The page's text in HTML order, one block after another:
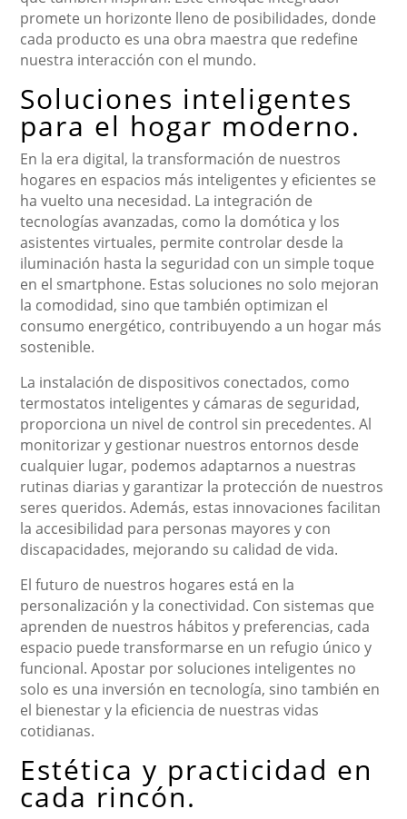
promete un horizonte lleno de posibilidades, donde
cada producto es una obra maestra que redefine
nuestra interacción con el mundo.
Soluciones inteligentes
para el hogar moderno.
En la era digital, la transformación de nuestros
hogares en espacios más inteligentes y eficientes se
ha vuelto una necesidad. La integración de
tecnologías avanzadas, como la domótica y los
asistentes virtuales, permite controlar desde la
iluminación hasta la seguridad con un simple toque
en el smartphone. Estas soluciones no solo mejoran
la comodidad, sino que también optimizan el
consumo energético, contribuyendo a un hogar más
sostenible.
La instalación de dispositivos conectados, como
termostatos inteligentes y cámaras de seguridad,
proporciona un nivel de control sin precedentes. Al
monitorizar y gestionar nuestros entornos desde
cualquier lugar, podemos adaptarnos a nuestras
rutinas diarias y garantizar la protección de nuestros
seres queridos. Además, estas innovaciones facilitan
la accesibilidad para personas mayores y con
discapacidades, mejorando su calidad de vida.
El futuro de nuestros hogares está en la
personalización y la conectividad. Con sistemas que
aprenden de nuestros hábitos y preferencias, cada
espacio puede transformarse en un refugio único y
funcional. Apostar por soluciones inteligentes no
solo es una inversión en tecnología, sino también en
el bienestar y la eficiencia de nuestras vidas
cotidianas.
Estética y practicidad en
cada rincón.